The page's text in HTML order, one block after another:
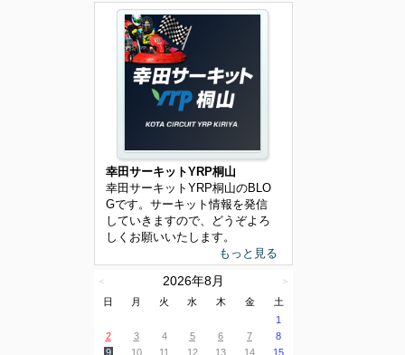
幸田サーキットYRP桐山
幸田サーキットYRP桐山のBLO
Gです。サーキット情報を発信
していきますので、どうぞよろ
しくお願いいたします。
もっと見る
＜ 2026年8月
＞
日
月 火 水 木 金
土
1
2
3 4 5 6 7
8
9
10 11 12 13 14
15